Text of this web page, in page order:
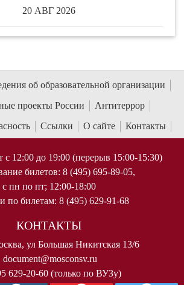
20 АВГ 2026
об образовательной организации
проекты России
Антитеррор
Ссылки О сайте Контакты
с 12:00 до 19:00 (перерыв 15:00-15:30)
билетов: 8 (495) 695-89-05,
с пн по пт; 12:00-18:00
по билетам: 8 (495) 629-91-68
КОНТАКТЫ
ул Большая Никитская 13/6
document@mosconsv.ru
629-20-60 (только по ВУЗу)